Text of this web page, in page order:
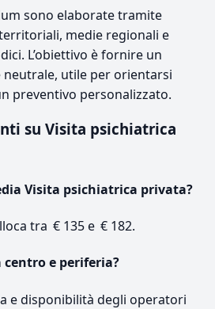
sono elaborate tramite
medie regionali e
L’obiettivo è fornire un
utile per orientarsi
preventivo personalizzato.
su Visita psichiatrica
Visita psichiatrica privata?
tra € 135 e € 182.
e periferia?
e disponibilità degli operatori